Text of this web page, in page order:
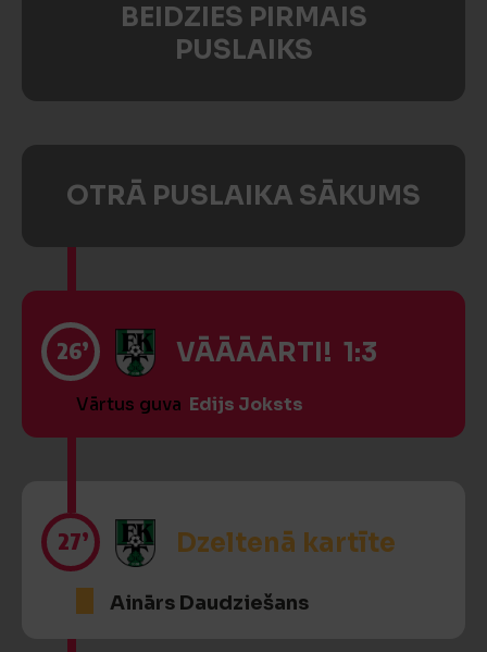
BEIDZIES PIRMAIS
PUSLAIKS
OTRĀ PUSLAIKA SĀKUMS
26’ VĀĀĀĀRTI! 1:3
Vārtus guva Edijs Joksts
27’ Dzeltenā kartīte
Ainārs Daudziešans